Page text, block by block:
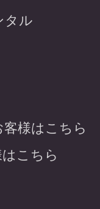
タル
様はこちら
こちら